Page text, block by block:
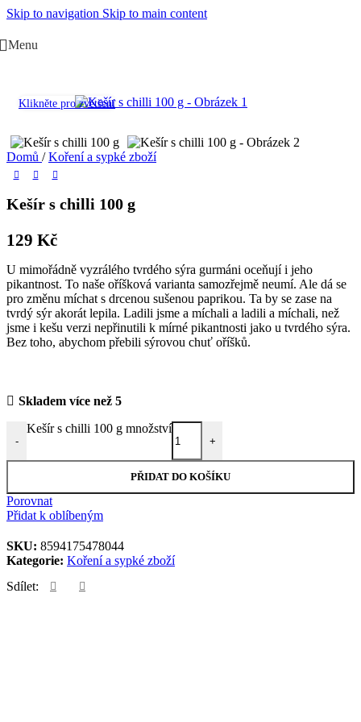
Skip to navigation Skip to main content
Menu
Klikněte pro zvětšení
Domů / Koření a sypké zboží
Kešír s chilli 100 g
129 Kč
U mimořádně vyzrálého tvrdého sýra gurmáni oceňují i jeho
pikantnost. To naše oříšková varianta samozřejmě neumí. Ale dá se
pro změnu míchat s drcenou sušenou paprikou. Ta by se zase na
tvrdý sýr akorát lepila. Ladili jsme a míchali a ladili a míchali, než
jsme i kešu verzi nepřinutili k mírné pikantnosti jako u tvrdého sýra.
Bez toho, abychom přebili sýrovou chuť oříšků.
Skladem více než 5
-
Kešír s chilli 100 g množství
+
PŘIDAT DO KOŠÍKU
Porovnat
Přidat k oblíbeným
SKU: 8594175478044
Kategorie: Koření a sypké zboží
Sdílet: